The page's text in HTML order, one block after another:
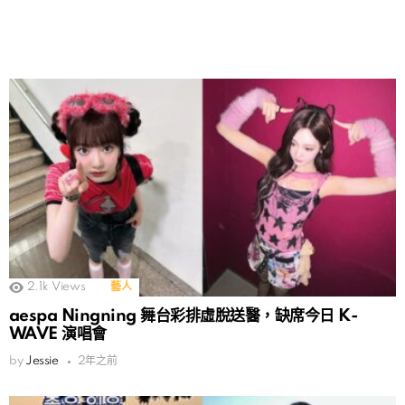
2.1k Views 藝人
aespa Ningning 舞台彩排虛脫送醫，缺席今日 K-
WAVE 演唱會
by Jessie 2年之前